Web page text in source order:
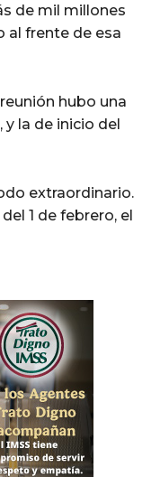
de mil millones
al frente de esa
hubo una
y la de inicio del
extraordinario.
1 de febrero, el